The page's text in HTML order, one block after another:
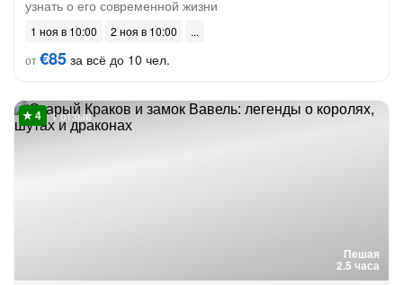
узнать о его современной жизни
1 ноя в 10:00
2 ноя в 10:00
от€85 за всё до 10 чел.
Пешая
2.5 часа
1 отзыв